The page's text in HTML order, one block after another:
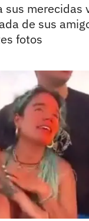
sus merecidas
de sus
fotos